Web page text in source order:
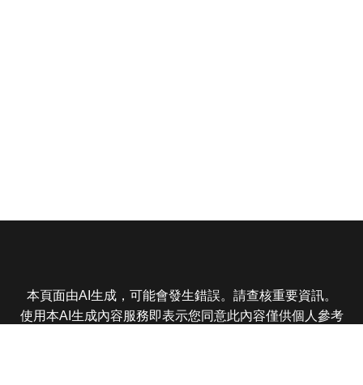
本頁面由AI生成，可能會發生錯誤。請查核重要資訊。
使用本AI生成內容服務即表示您同意此內容僅供個人參考